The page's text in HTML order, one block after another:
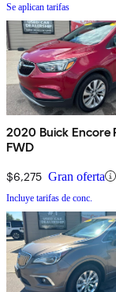
Se aplican tarifas
2020 Buick Encore
FWD
$6,275 Gran oferta
Incluye tarifas de conc.